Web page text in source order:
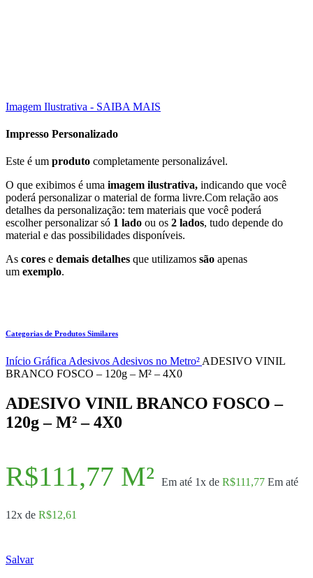
Imagem Ilustrativa - SAIBA MAIS
Impresso Personalizado
Este é um produto completamente personalizável.
O que exibimos é uma imagem ilustrativa, indicando que você
poderá personalizar o material de forma livre.Com relação aos
detalhes da personalização: tem materiais que você poderá
escolher personalizar só 1 lado ou os 2 lados, tudo depende do
material e das possibilidades disponíveis.
As cores e demais detalhes que utilizamos são apenas
um exemplo.
Categorias de Produtos Similares
Início Gráfica Adesivos Adesivos no Metro² ADESIVO VINIL
BRANCO FOSCO – 120g – M² – 4X0
ADESIVO VINIL BRANCO FOSCO –
120g – M² – 4X0
R$111,77 M² Em até 1x de R$111,77 Em até
12x de R$12,61
Salvar